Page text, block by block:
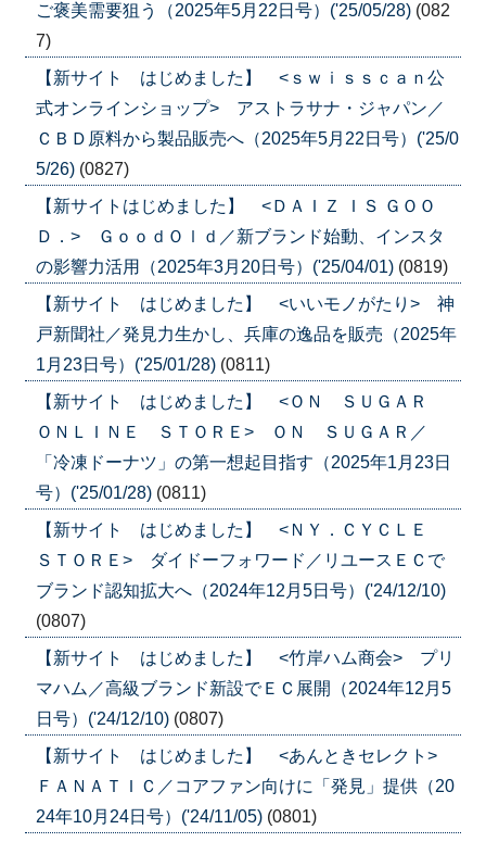
ご褒美需要狙う（2025年5月22日号）('25/05/28) (082
7)
【新サイト はじめました】 <ｓｗｉｓｓｃａｎ公
式オンラインショップ> アストラサナ・ジャパン／
ＣＢＤ原料から製品販売へ（2025年5月22日号）('25/0
5/26) (0827)
【新サイトはじめました】 <ＤＡＩＺ ＩＳ ＧＯＯ
Ｄ．> ＧｏｏｄＯｌｄ／新ブランド始動、インスタ
の影響力活用（2025年3月20日号）('25/04/01) (0819)
【新サイト はじめました】 <いいモノがたり> 神
戸新聞社／発見力生かし、兵庫の逸品を販売（2025年
1月23日号）('25/01/28) (0811)
【新サイト はじめました】 <ＯＮ ＳＵＧＡＲ
ＯＮＬＩＮＥ ＳＴＯＲＥ> ＯＮ ＳＵＧＡＲ／
「冷凍ドーナツ」の第一想起目指す（2025年1月23日
号）('25/01/28) (0811)
【新サイト はじめました】 <ＮＹ．ＣＹＣＬＥ
ＳＴＯＲＥ> ダイドーフォワード／リユースＥＣで
ブランド認知拡大へ（2024年12月5日号）('24/12/10)
(0807)
【新サイト はじめました】 <竹岸ハム商会> プリ
マハム／高級ブランド新設でＥＣ展開（2024年12月5
日号）('24/12/10) (0807)
【新サイト はじめました】 <あんときセレクト>
ＦＡＮＡＴＩＣ／コアファン向けに「発見」提供（20
24年10月24日号）('24/11/05) (0801)